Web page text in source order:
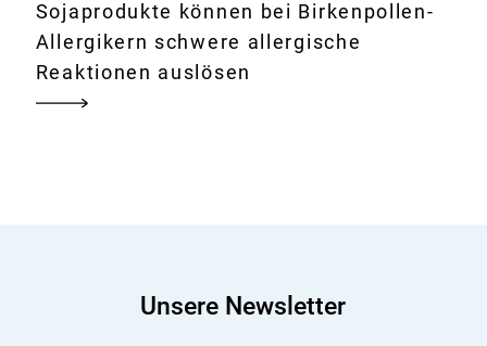
Sojaprodukte können bei Birkenpollen-
Allergikern schwere allergische
Reaktionen auslösen
Unsere Newsletter